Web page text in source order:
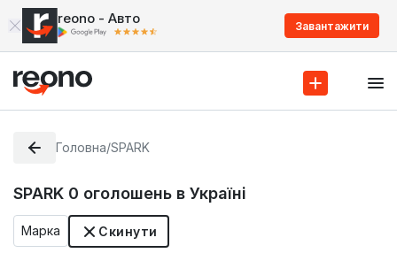
reono - Авто Завантажити
Головна/SPARK
SPARK 0 оголошень в Україні
Марка Скинути